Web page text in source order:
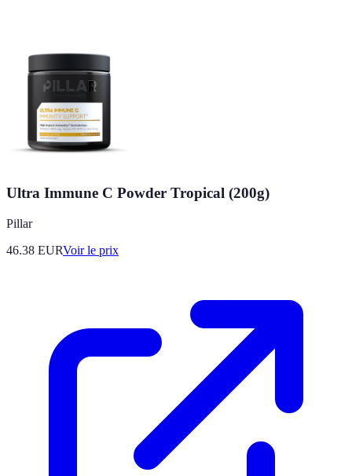
Ultra Immune C Powder Tropical (200g)
Pillar
46.38 EURVoir le prix